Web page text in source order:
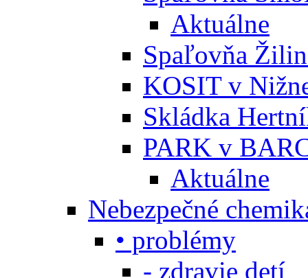
Aktuálne
Spaľovňa
KOSIT v
Skládka
PARK v
Aktuálne
Nebezpečné
• problémy
- zdravie detí